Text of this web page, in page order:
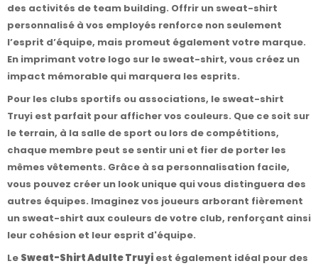
des activités de team building. Offrir un sweat-shirt
personnalisé à vos employés renforce non seulement
l’esprit d’équipe, mais promeut également votre marque.
En imprimant votre logo sur le sweat-shirt, vous créez un
impact mémorable qui marquera les esprits.
Pour les clubs sportifs ou associations, le sweat-shirt
Truyi est parfait pour afficher vos couleurs. Que ce soit sur
le terrain, à la salle de sport ou lors de compétitions,
chaque membre peut se sentir uni et fier de porter les
mêmes vêtements. Grâce à sa personnalisation facile,
vous pouvez créer un look unique qui vous distinguera des
autres équipes. Imaginez vos joueurs arborant fièrement
un sweat-shirt aux couleurs de votre club, renforçant ainsi
leur cohésion et leur esprit d'équipe.
Le Sweat-Shirt Adulte Truyi est également idéal pour des